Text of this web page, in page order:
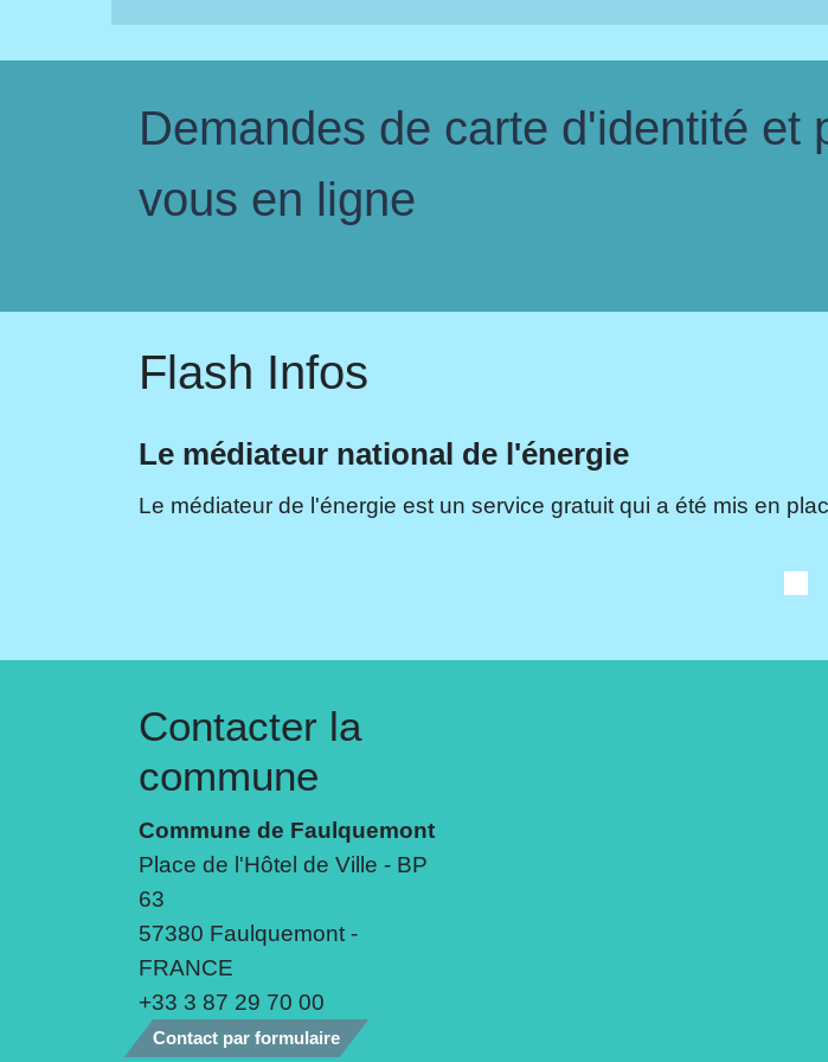
Demandes de carte d'identité et
vous en ligne
Flash Infos
Le médiateur national de l'énergie
Le médiateur de l'énergie est un service gratuit qui a été mis en
Contacter la
commune
Commune de Faulquemont
Place de l'Hôtel de Ville - BP
63
57380 Faulquemont -
FRANCE
+33 3 87 29 70 00
Contact par formulaire